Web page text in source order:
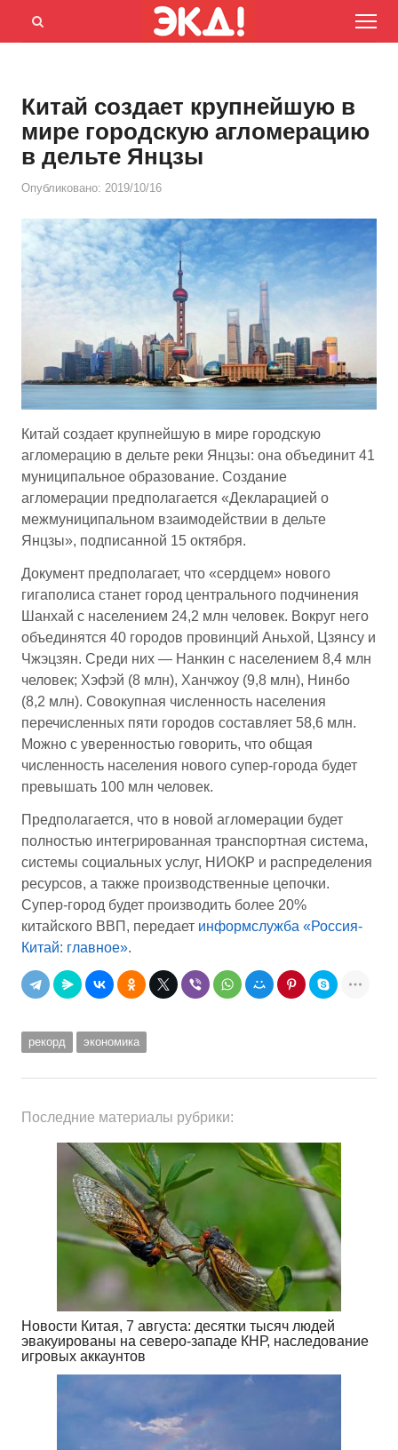
Menu
Открыть
Китай создает крупнейшую в
мире городскую агломерацию
в дельте Янцзы
Опубликовано: 2019/10/16
Китай создает крупнейшую в мире городскую
агломерацию в дельте реки Янцзы: она объединит 41
муниципальное образование. Создание
агломерации предполагается «Декларацией о
межмуниципальном взаимодействии в дельте
Янцзы», подписанной 15 октября.
Документ предполагает, что «сердцем» нового
гигаполиса станет город центрального подчинения
Шанхай с населением 24,2 млн человек. Вокруг него
объединятся 40 городов провинций Аньхой, Цзянсу и
Чжэцзян. Среди них — Нанкин с населением 8,4 млн
человек; Хэфэй (8 млн), Ханчжоу (9,8 млн), Нинбо
(8,2 млн). Совокупная численность населения
перечисленных пяти городов составляет 58,6 млн.
Можно с уверенностью говорить, что общая
численность населения нового супер-города будет
превышать 100 млн человек.
Предполагается, что в новой агломерации будет
полностью интегрированная транспортная система,
системы социальных услуг, НИОКР и распределения
ресурсов, а также производственные цепочки.
Супер-город будет производить более 20%
китайского ВВП, передает информслужба «Россия-
Китай: главное».
рекорд экономика
Последние материалы рубрики:
Новости Китая, 7 августа: десятки тысяч людей
эвакуированы на северо-западе КНР, наследование
игровых аккаунтов